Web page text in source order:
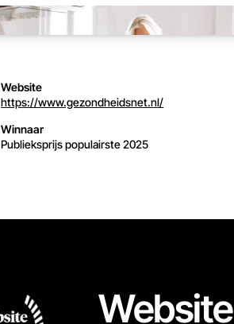
Website
https://www.gezondheidsnet.nl/
Winnaar
Publieksprijs populairste2025
Website